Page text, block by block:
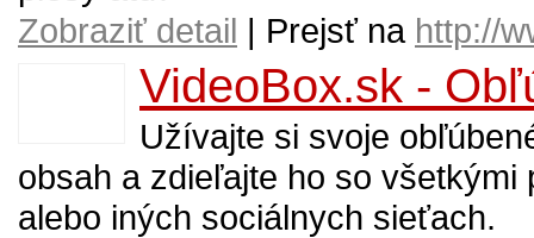
Zobraziť detail | Prejsť na http://
VideoBox.sk -
Užívajte si svoje
obsah a zdieľajte ho so
alebo iných sociálnych sieťach.